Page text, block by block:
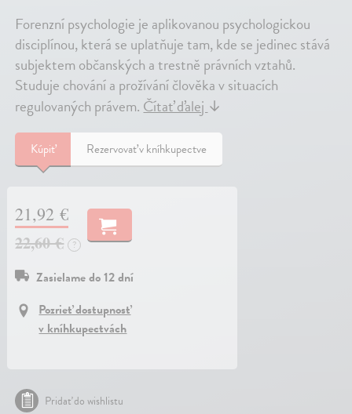
Forenzní psychologie je aplikovanou psychologickou
disciplínou, která se uplatňuje tam, kde se jedinec stává
subjektem občanských a trestně právních vztahů.
Studuje chování a prožívání člověka v situacích
regulovaných právem. Čítať ďalej ↓
Kúpiť Rezervovať v kníhkupectve
21,92 €
22,60 €
?
Zasielame do 12 dní
Pozrieť dostupnosť
v kníhkupectvách
Pridať do wishlistu